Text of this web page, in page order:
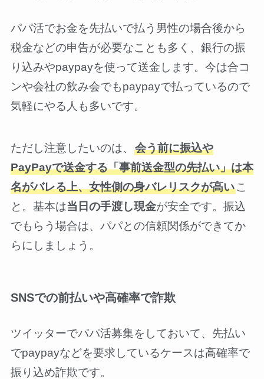
パパ活でお金を先払いで払う男性の場合後から
税金などの申告が必要なことも多く、銀行の振
り込みやpaypayを使って送金します。今は合コ
ンや会社の飲み会でもpaypayで払っているので
気軽にやる人も多いです。
ただし注意したいのは、 会う前に振込や
PayPayで送金する「事前送金型の先払い」は本
名がバレる上、女性側の身バレリスクが高いこ
と。基本は当日の手渡し現金が安全です。振込
でもらう場合は、パパとの信頼関係ができてか
らにしましょう。
SNSでの前払いや高確率で詐欺
ツイッターでパパ活募集をしておいて、先払い
でpaypayなどを要求しているケースは高確率で
振り込め詐欺です。